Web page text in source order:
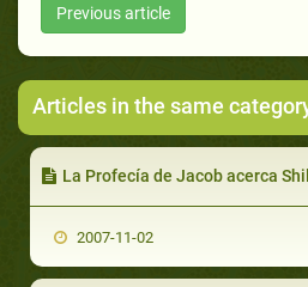
Previous article
Articles in the same
La Profecía de Jacob acerca
2007-11-02